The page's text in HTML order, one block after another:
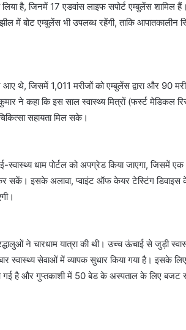
लिया है, जिनमें 17 एडवांस लाइफ सपोर्ट एम्बुलेंस शामिल
में बोट एम्बुलेंस भी उपलब्ध रहेंगी, ताकि आपातकालीन
जिसमें 1,011 मरीजों को एम्बुलेंस द्वारा और 90
ने कहा कि इस साल स्वास्थ्य मित्रों (फर्स्ट मेडिकल
सहायता मिल सके।
स्वास्थ्य धाम पोर्टल को अपग्रेड किया जाएगा,
कर सकें। इसके अलावा, प्वाइंट ऑफ केयर टेस्टिंग डिवाइस
ने चारधाम यात्रा की थी। उच्च ऊंचाई से जुड़ी
स्वास्थ्य सेवाओं में व्यापक सुधार किया गया है। इसके
गई है और गुप्तकाशी में 50 बेड के अस्पताल के लिए बजट